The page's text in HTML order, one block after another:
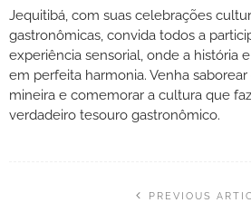
Jequitibá, com suas celebrações
gastronômicas, convida todos a
experiência sensorial, onde a história
em perfeita harmonia. Venha
mineira e comemorar a cultura que
verdadeiro tesouro gastronômico.
PREVIOUS